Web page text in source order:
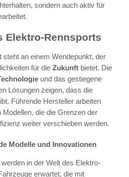
sondern auch aktiv für
Elektro-Rennsports
steht an einem Wendepunkt, der
für die Zukunft bietet. Die
und das gestiegene
Lösungen zeigen, dass die
Führende Hersteller arbeiten
die die Grenzen der
weiter verschieben werden.
Modelle und Innovationen
in der Welt des Elektro-
erwartet, die mit